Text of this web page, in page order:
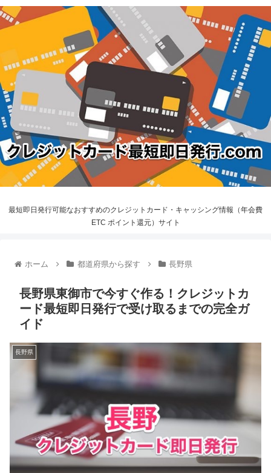
最短即日発行可能なおすすめのクレジットカード・キャッシング情報（年会費
ETC ポイント還元）サイト
ホーム 都道府県から探す 長野県
長野県東御市で今すぐ作る！クレジットカ
ード最短即日発行で受け取るまでの完全ガ
イド
長野県